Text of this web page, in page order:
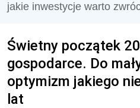
jakie inwestycje warto
Świetny początek
gospodarce. Do
optymizm jakiego
lat